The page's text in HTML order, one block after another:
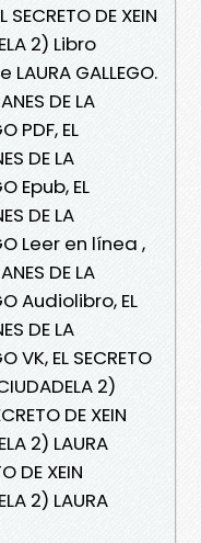
DE XEIN
2) Libro
GALLEGO.
DE LA
PDF, EL
DE LA
Epub, EL
DE LA
Leer en línea ,
DE LA
Audiolibro, EL
DE LA
VK, EL SECRETO
2)
DE XEIN
2) LAURA
DE XEIN
2) LAURA